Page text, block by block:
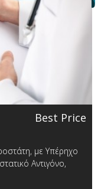
Best Price
με Υπέρηχο
Αντιγόνο,